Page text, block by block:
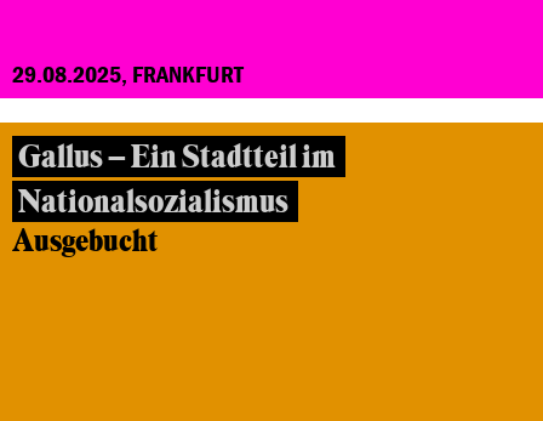
29.08.2025, FRANKFURT
Gallus – Ein Stadtteil im
Nationalsozialismus
Ausgebucht